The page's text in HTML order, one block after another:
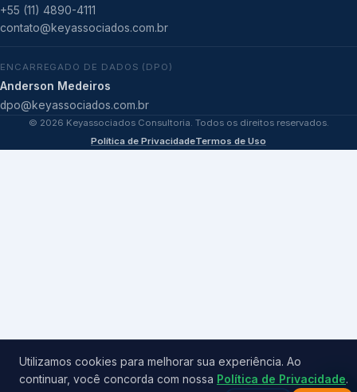
+55 (11) 4890-4111
contato@keyassociados.com.br
ENCARREGADO DE DADOS (DPO)
Anderson Medeiros
dpo@keyassociados.com.br
© 2026 Keyassociados Consultoria. Todos os direitos reservados.
Política de PrivacidadeTermos de Uso
Utilizamos cookies para melhorar sua experiência. Ao
continuar, você concorda com nossa Política de Privacidade.